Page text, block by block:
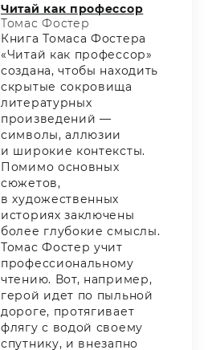
Читай как профессор
Томас Фостер
Книга Томаса Фостера
«Читай как профессор»
создана, чтобы находить
скрытые сокровища
литературных
произведений —
символы, аллюзии
и широкие контексты.
Помимо основных
сюжетов,
в художественных
историях заключены
более глубокие смыслы.
Томас Фостер учит
профессиональному
чтению. Вот, например,
герой идет по пыльной
дороге, протягивает
флягу с водой своему
спутнику, и внезапно